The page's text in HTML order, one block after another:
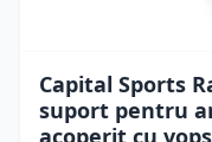
Capital Sports
suport pentru
acoperit cu